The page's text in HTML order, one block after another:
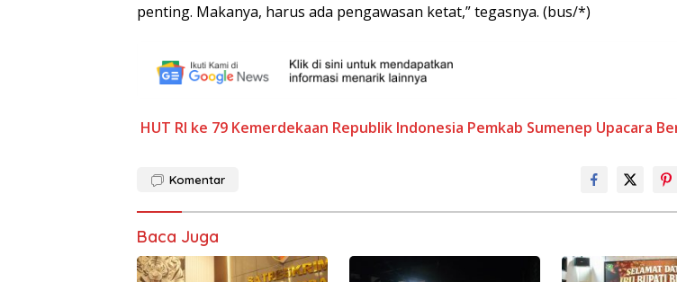
penting. Makanya, harus ada pengawasan ketat,” tegasnya. (bus/*)
HUT RI ke 79 Kemerdekaan Republik Indonesia Pemkab Sumenep Upacara
Komentar
Baca Juga